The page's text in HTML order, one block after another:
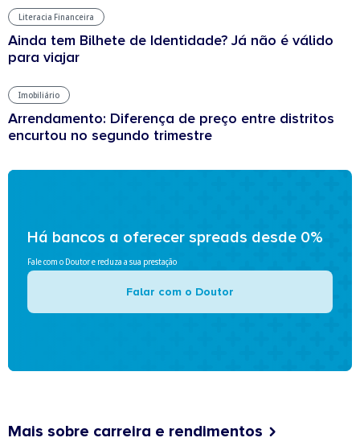
Literacia Financeira
Ainda tem Bilhete de Identidade? Já não é válido
para viajar
Imobiliário
Arrendamento: Diferença de preço entre distritos
encurtou no segundo trimestre
Há bancos a oferecer spreads desde 0%
Fale com o Doutor e reduza a sua prestação
Falar com o Doutor
Mais sobre carreira e rendimentos